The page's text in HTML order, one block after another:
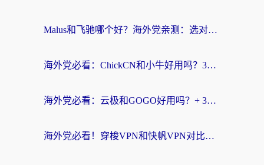
Malus和飞驰哪个好？海外党亲测：选对回国加速器才能无缝刷剧玩国服
海外党必看：ChickCN和小牛好用吗？3招教你选对回国加速器无缝刷国内资源
海外党必看：云极和GOGO好用吗？+ 3步选对回国加速器，流畅看CCTV5海外直播
海外党必看！穿梭VPN和快帆VPN对比哪个回国效果更好？——3款冷门加速器实测+终极选择建议